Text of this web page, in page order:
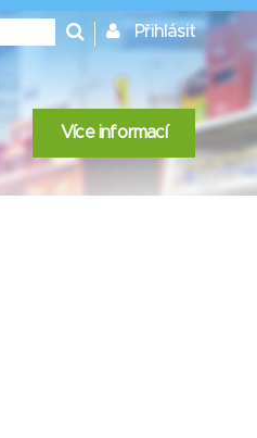
Přihlásit
Více informací